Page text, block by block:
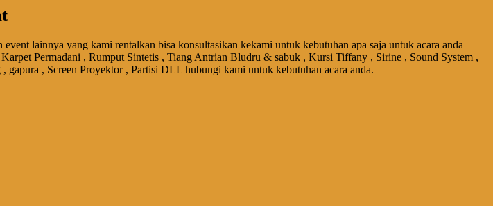
lainnya yang kami rentalkan bisa konsultasikan kekami untuk kebutuhan apa saja untuk acara anda
Permadani , Rumput Sintetis , Tiang Antrian Bludru & sabuk , Kursi Tiffany , Sirine , Sound System ,
, Screen Proyektor , Partisi DLL hubungi kami untuk kebutuhan acara anda.